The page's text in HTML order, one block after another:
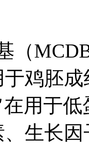
（
鸡胚
用于
生长